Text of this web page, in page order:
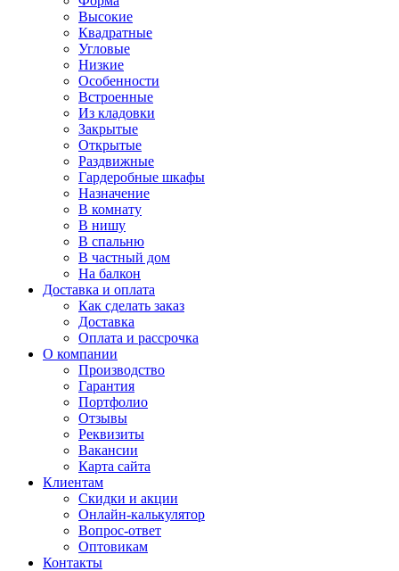
Высокие
Квадратные
Угловые
Низкие
Особенности
Встроенные
Из кладовки
Закрытые
Открытые
Раздвижные
Гардеробные шкафы
Назначение
В комнату
В нишу
В спальню
В частный дом
На балкон
Доставка и оплата
Как сделать заказ
Доставка
Оплата и рассрочка
О компании
Производство
Гарантия
Портфолио
Отзывы
Реквизиты
Вакансии
Карта сайта
Клиентам
Скидки и акции
Онлайн-калькулятор
Вопрос-ответ
Оптовикам
Контакты